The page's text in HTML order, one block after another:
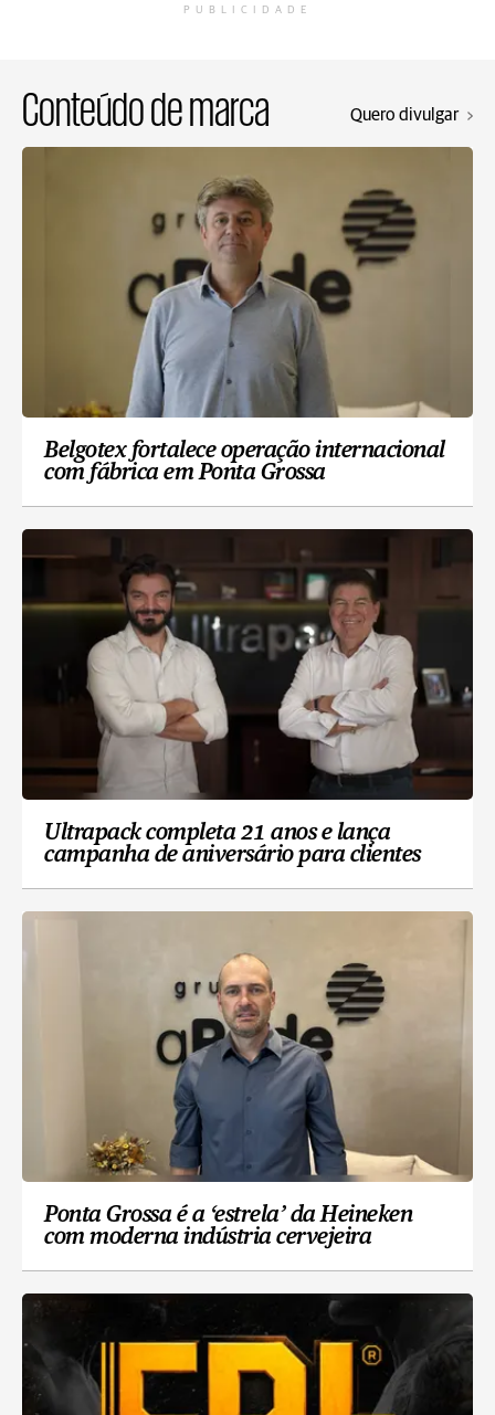
PUBLICIDADE
Conteúdo de marca Quero divulgar
Belgotex fortalece operação internacional
com fábrica em Ponta Grossa
Ultrapack completa 21 anos e lança
campanha de aniversário para clientes
Ponta Grossa é a ‘estrela’ da Heineken
com moderna indústria cervejeira